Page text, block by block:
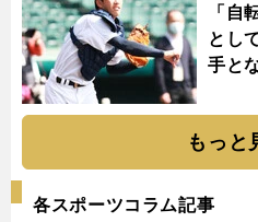
「
とし
手と
もっと
各スポーツコラム記事